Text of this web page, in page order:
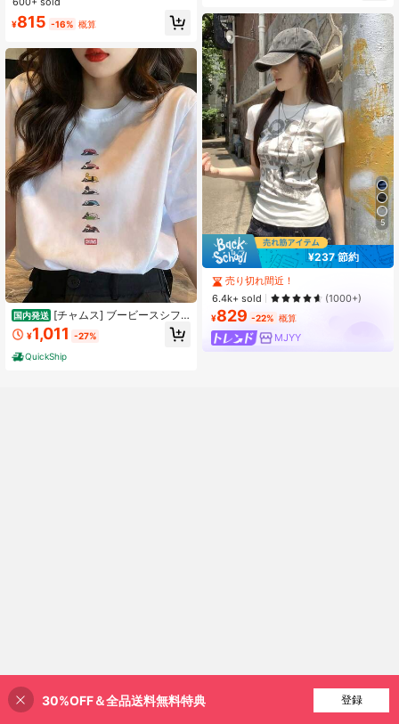
ドアウェア プリントパターン 夏Tシ
ャツ サマートップ バケーション ビ
ーチスタイル ミニマルリゾートウェ
ア ホワイト
¥815 -16% 概算
国内発送 [チャムス] ブービースシフ
レンズＴシャツ女性用 CH112521 W
hite LW
¥1,011 -27%
QuickShip
5
¥237 節約
#9 ベストセラー
ファブリック 女性用Tシャツ
売り切れ間近！
#9 ベストセラー
売り切れ間近！
#9 ベストセラー
売り切れ間近！
#9 ベストセラー
売り切れ間近！
6.4k+ sold (1000+)
¥829 -22% 概算
MJYY
57% 割引！
30%OFF＆全品送料無料特典 登録